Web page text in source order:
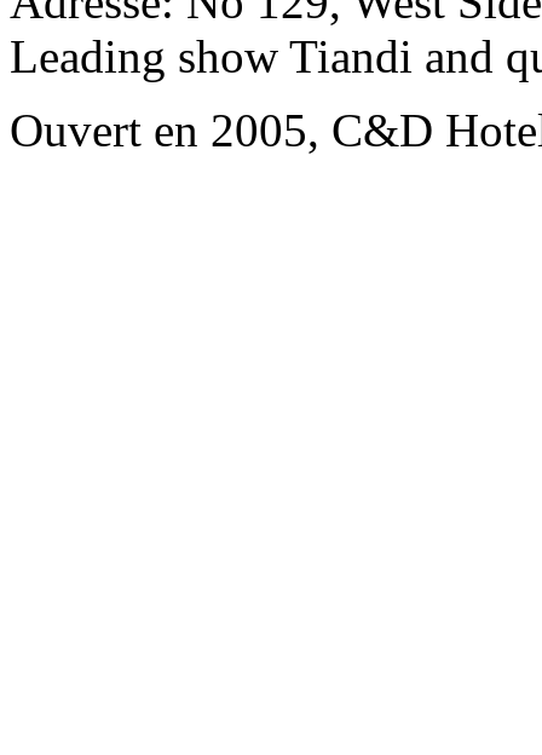
Leading show Tiandi and
Ouvert en 2005, C&D